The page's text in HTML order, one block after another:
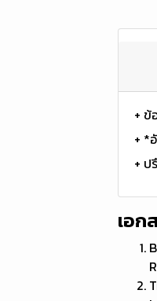
+ ข้
+ *
+ ป
เอก